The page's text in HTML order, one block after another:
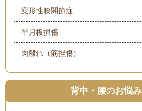
変形性膝関節症
半月板損傷
肉離れ（筋挫傷）
背中・腰のお悩み